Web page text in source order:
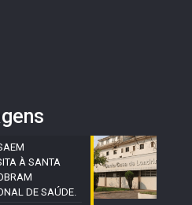
À SANTA
DE SAÚDE.